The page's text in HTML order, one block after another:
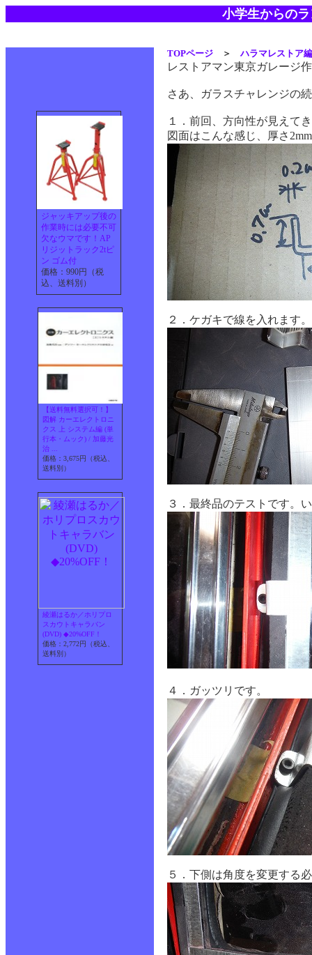
小学生からの
TOPページ ＞ ハラマレストア編
レストアマン東京ガレージ
ジャッキアップ後の
作業時には必要不可
欠なウマです！AP
リジットラック2tピ
ン ゴム付
価格：990円（税
込、送料別）
【送料無料選択可！】
図解 カーエレクトロニ
クス 上 システム編 (単
行本・ムック) / 加藤光
治 ...
価格：3,675円（税込、
送料別）
綾瀬はるか／ホリプロ
スカウトキャラバン
(DVD) ◆20%OFF！
価格：2,772円（税込、
送料別）
さあ、ガラスチャレンジの
１．前回、方向性が見えて
図面はこんな感じ、厚さ
２．ケガキで線を入れます。
３．最終品のテストです。
４．ガッツリです。
５．下側は角度を変更する